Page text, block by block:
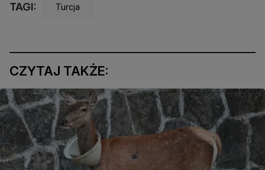
TAGI: Turcja
CZYTAJ TAKŻE: